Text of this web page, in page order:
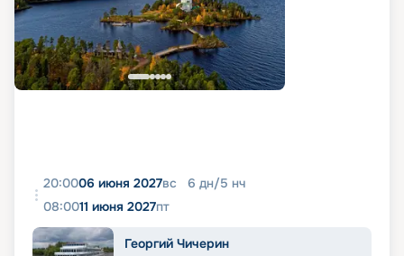
20:0006 июня 2027вс 6 дн/5 нч
08:0011 июня 2027пт
Георгий Чичерин